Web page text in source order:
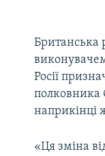
Британська
Росії
полковника
наприкінці
«Ця зміна